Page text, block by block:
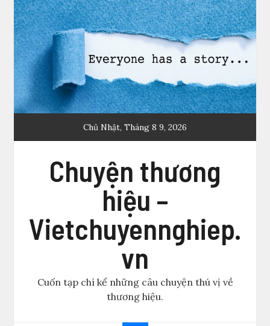
Skip
to
content
Chủ Nhật, Tháng 8 9, 2026
Chuyện thương
hiệu –
Vietchuyennghiep.
vn
Cuốn tạp chí kể những câu chuyện thú vị về
thương hiệu.